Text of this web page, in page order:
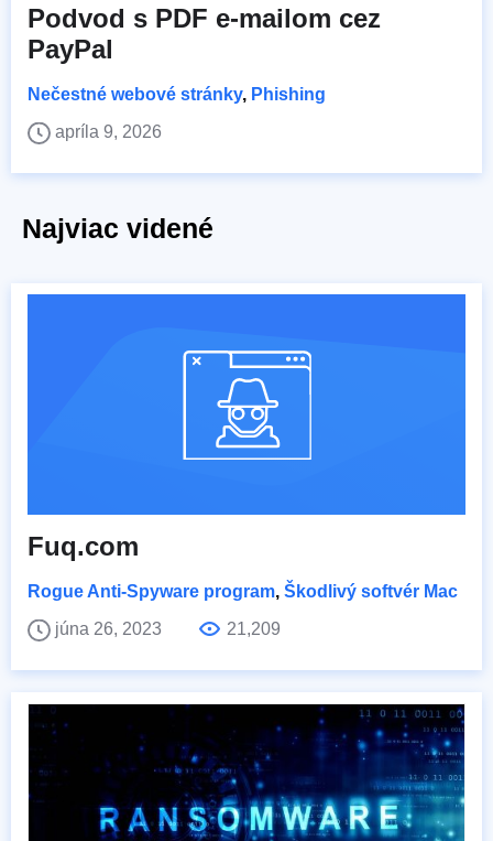
Podvod s PDF e-mailom cez
PayPal
Nečestné webové stránky, Phishing
apríla 9, 2026
Najviac videné
Fuq.com
Rogue Anti-Spyware program, Škodlivý softvér Mac
júna 26, 2023
21,209